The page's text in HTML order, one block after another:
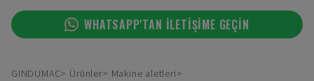
WHATSAPP'TAN ILETIŞIME GEÇIN
GINDUMAC Ürünler
Makine aletleri